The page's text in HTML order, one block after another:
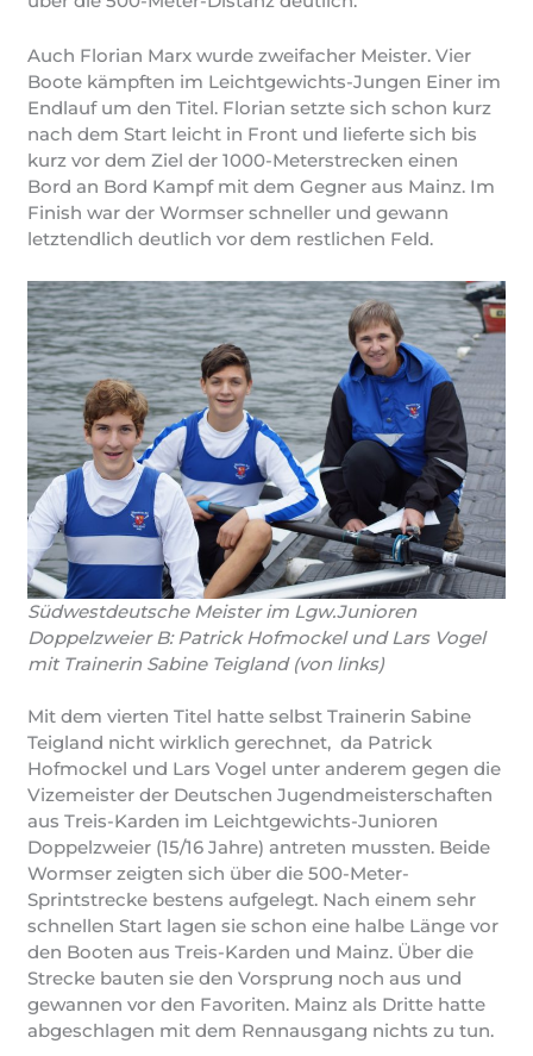
Auch Florian Marx wurde zweifacher Meister. Vier
Boote kämpften im Leichtgewichts-Jungen Einer im
Endlauf um den Titel. Florian setzte sich schon kurz
nach dem Start leicht in Front und lieferte sich bis
kurz vor dem Ziel der 1000-Meterstrecken einen
Bord an Bord Kampf mit dem Gegner aus Mainz. Im
Finish war der Wormser schneller und gewann
letztendlich deutlich vor dem restlichen Feld.
Südwestdeutsche Meister im Lgw.Junioren
Doppelzweier B: Patrick Hofmockel und Lars Vogel
mit Trainerin Sabine Teigland (von links)
Mit dem vierten Titel hatte selbst Trainerin Sabine
Teigland nicht wirklich gerechnet, da Patrick
Hofmockel und Lars Vogel unter anderem gegen die
Vizemeister der Deutschen Jugendmeisterschaften
aus Treis-Karden im Leichtgewichts-Junioren
Doppelzweier (15/16 Jahre) antreten mussten. Beide
Wormser zeigten sich über die 500-Meter-
Sprintstrecke bestens aufgelegt. Nach einem sehr
schnellen Start lagen sie schon eine halbe Länge vor
den Booten aus Treis-Karden und Mainz. Über die
Strecke bauten sie den Vorsprung noch aus und
gewannen vor den Favoriten. Mainz als Dritte hatte
abgeschlagen mit dem Rennausgang nichts zu tun.